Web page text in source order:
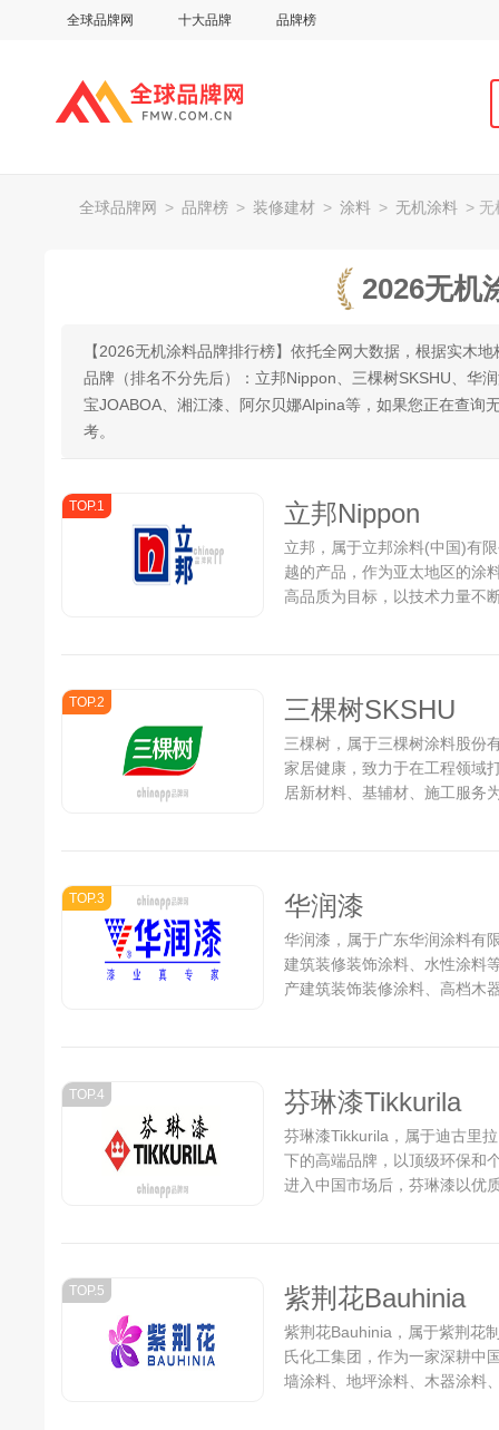
全球品牌网 十大品牌 品牌榜
全球品牌网 > 品牌榜 > 装修建材 > 涂料 > 无机涂料 > 无
2026无机
【2026无机涂料品牌排行榜】依托全网大数据，根据实木
品牌（排名不分先后）：立邦Nippon、三棵树SKSHU、华
宝JOABOA、湘江漆、阿尔贝娜Alpina等，如果您正在查询
考。
TOP.1 立邦Nippon
立邦，属于立邦涂料(中国)有
越的产品，作为亚太地区的涂
高品质为目标，以技术力量不
TOP.2 三棵树SKSHU
三棵树，属于三棵树涂料股份
家居健康，致力于在工程领域
居新材料、基辅材、施工服务
TOP.3 华润漆
华润漆，属于广东华润涂料有
建筑装修装饰涂料、水性涂料
产建筑装饰装修涂料、高档木
TOP.4 芬琳漆Tikkurila
芬琳漆Tikkurila，属于迪古里
下的高端品牌，以顶级环保和
进入中国市场后，芬琳漆以优
TOP.5 紫荆花Bauhinia
紫荆花Bauhinia，属于紫荆花
氏化工集团，作为一家深耕中
墙涂料、地坪涂料、木器涂料